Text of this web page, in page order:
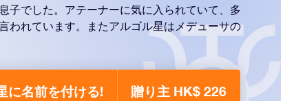
子でした。アテーナーに気に入られていて、多
われています。またアルゴル星はメデューサの
に名前を付ける! 贈り主 HK$ 226